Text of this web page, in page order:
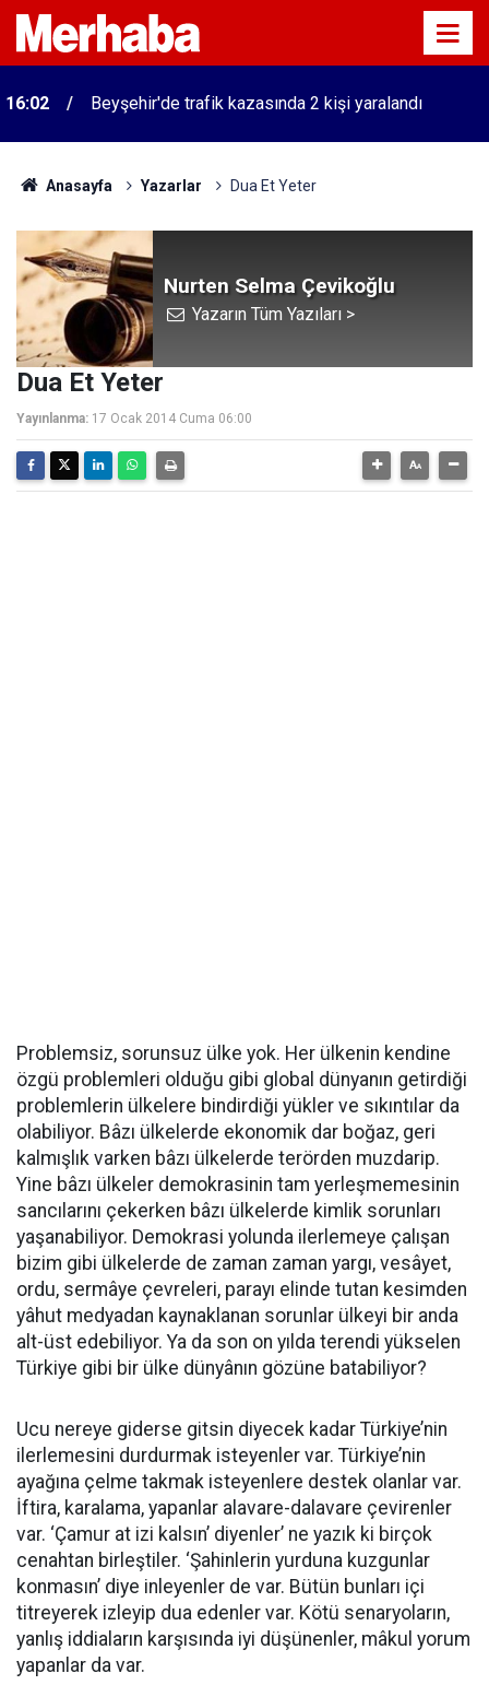
16:02 Beyşehir'de trafik kazasında 2 kişi yaralandı
Anasayfa Yazarlar Dua Et Yeter
Nurten Selma Çevikoğlu
Yazarın Tüm Yazıları >
Dua Et Yeter
Yayınlanma: 17 Ocak 2014 Cuma 06:00
Problemsiz, sorunsuz ülke yok. Her ülkenin kendine
özgü problemleri olduğu gibi global dünyanın getirdiği
problemlerin ülkelere bindirdiği yükler ve sıkıntılar da
olabiliyor. Bâzı ülkelerde ekonomik dar boğaz, geri
kalmışlık varken bâzı ülkelerde terörden muzdarip.
Yine bâzı ülkeler demokrasinin tam yerleşmemesinin
sancılarını çekerken bâzı ülkelerde kimlik sorunları
yaşanabiliyor. Demokrasi yolunda ilerlemeye çalışan
bizim gibi ülkelerde de zaman zaman yargı, vesâyet,
ordu, sermâye çevreleri, parayı elinde tutan kesimden
yâhut medyadan kaynaklanan sorunlar ülkeyi bir anda
alt-üst edebiliyor. Ya da son on yılda terendi yükselen
Türkiye gibi bir ülke dünyânın gözüne batabiliyor?
Ucu nereye giderse gitsin diyecek kadar Türkiye’nin
ilerlemesini durdurmak isteyenler var. Türkiye’nin
ayağına çelme takmak isteyenlere destek olanlar var.
İftira, karalama, yapanlar alavare-dalavare çevirenler
var. ‘Çamur at izi kalsın’ diyenler’ ne yazık ki birçok
cenahtan birleştiler. ‘Şahinlerin yurduna kuzgunlar
konmasın’ diye inleyenler de var. Bütün bunları içi
titreyerek izleyip dua edenler var. Kötü senaryoların,
yanlış iddiaların karşısında iyi düşünenler, mâkul yorum
yapanlar da var.